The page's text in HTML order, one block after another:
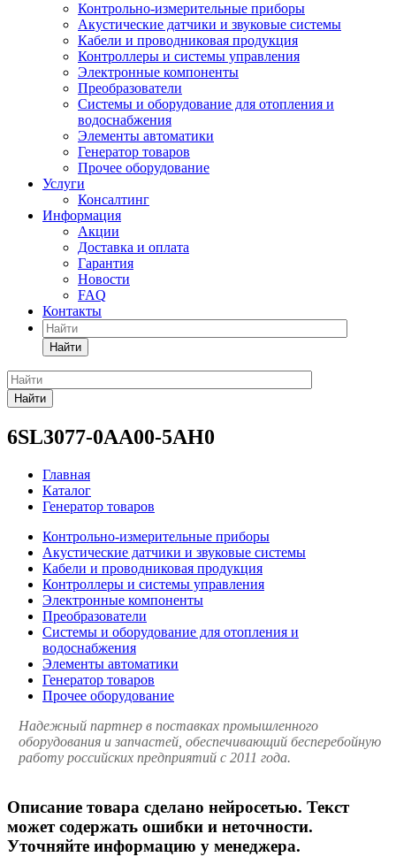
Контрольно-измерительные приборы
Акустические датчики и звуковые системы
Кабели и проводниковая продукция
Контроллеры и системы управления
Электронные компоненты
Преобразователи
Системы и оборудование для отопления и
водоснабжения
Элементы автоматики
Генератор товаров
Прочее оборудование
Услуги
Консалтинг
Информация
Акции
Доставка и оплата
Гарантия
Новости
FAQ
Контакты
Найти
Найти
6SL3077-0AA00-5AH0
Главная
Каталог
Генератор товаров
Контрольно-измерительные приборы
Акустические датчики и звуковые системы
Кабели и проводниковая продукция
Контроллеры и системы управления
Электронные компоненты
Преобразователи
Системы и оборудование для отопления и
водоснабжения
Элементы автоматики
Генератор товаров
Прочее оборудование
Надежный партнер в поставках промышленного
оборудования и запчастей, обеспечивающий бесперебойную
работу российских предприятий с 2011 года.
Описание товара сделано нейросетью. Текст
может содержать ошибки и неточности.
Уточняйте информацию у менеджера.